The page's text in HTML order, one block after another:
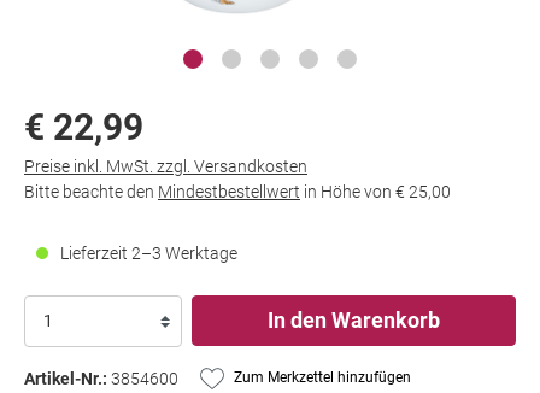
€ 22,99
Preise inkl. MwSt. zzgl. Versandkosten
Bitte beachte den Mindestbestellwert in Höhe von € 25,00
Lieferzeit 2–3 Werktage
In den Warenkorb
Artikel-Nr.: 3854600 Zum Merkzettel hinzufügen